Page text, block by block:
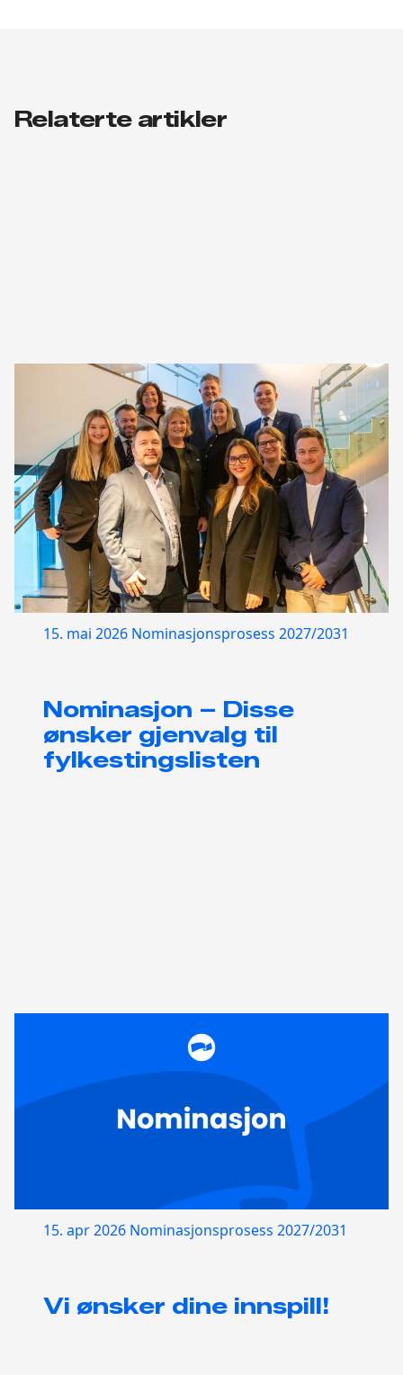
Relaterte artikler
15. mai 2026 Nominasjonsprosess 2027/2031
Nominasjon – Disse
ønsker gjenvalg til
fylkestingslisten
15. apr 2026 Nominasjonsprosess 2027/2031
Vi ønsker dine innspill!